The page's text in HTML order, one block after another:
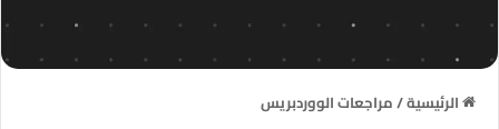
الرئيسية/مراجعات الووردبريس